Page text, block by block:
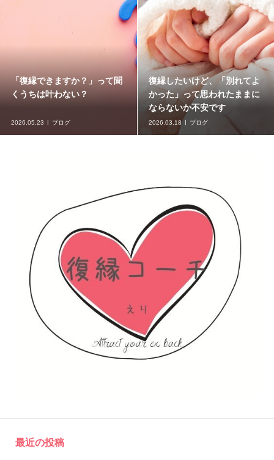
「復縁できますか？」って聞
くうちは叶わない？
2026.05.23 ブログ
復縁したいけど、「別れてよ
かった」って思われたままに
ならないか不安です
2026.03.18 ブログ
最近の投稿